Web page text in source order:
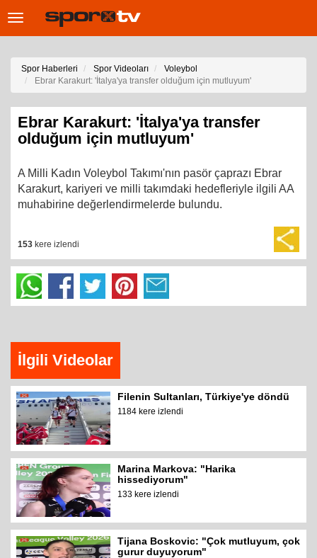
Toggle
Spor Haberleri Spor Videoları
Voleybol
Ebrar Karakurt: 'İtalya'ya transfer olduğum için mutluyum'
Ebrar Karakurt: 'İtalya'ya transfer
olduğum için mutluyum'
A Milli Kadın Voleybol Takımı'nın pasör çaprazı Ebrar
Karakurt, kariyeri ve milli takımdaki hedefleriyle ilgili AA
muhabirine değerlendirmelerde bulundu.
153 kere izlendi
İlgili Videolar
Filenin Sultanları, Türkiye'ye döndü
1184 kere izlendi
Marina Markova: "Harika
hissediyorum"
133 kere izlendi
Tijana Boskovic: "Çok mutluyum, çok
gurur duyuyorum"